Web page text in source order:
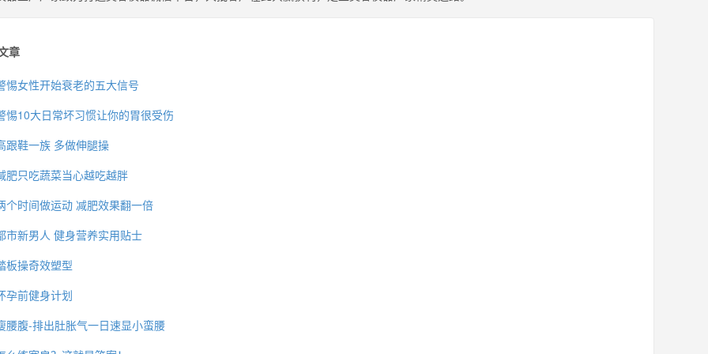
章
惕女性开始衰老的五大信号
惕10大日常坏习惯让你的胃很受伤
跟鞋一族 多做伸腿操
肥只吃蔬菜当心越吃越胖
个时间做运动 减肥效果翻一倍
市新男人 健身营养实用贴士
板操奇效塑型
孕前健身计划
腰腹-排出肚胀气一日速显小蛮腰